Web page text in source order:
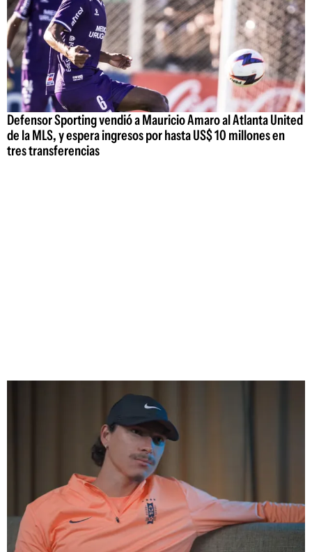
Defensor Sporting vendió a Mauricio Amaro al Atlanta United
de la MLS, y espera ingresos por hasta US$ 10 millones en
tres transferencias